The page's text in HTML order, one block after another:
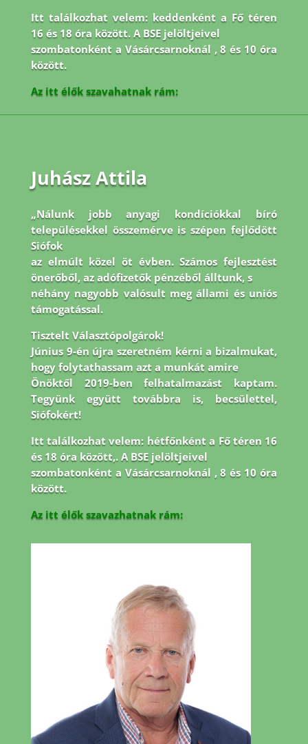
Itt találkozhat velem: keddenként a Fő téren
16 és 18 óra között. A BSE jelöltjeivel
szombatonként a Vásárcsarnoknál , 8 és 10 óra
között.
Az itt élők szavahatnak rám:
Juhász Attila
„Nálunk jobb anyagi kondíciókkal bíró
településekkel összemérve is szépen fejlődött
Siófok
az elmúlt közel öt évben. Számos fejlesztést
önerőből, az adófizetők pénzéből álltunk, s
néhány nagyobb valósult meg állami és uniós
támogatással.
Tisztelt Választópolgárok!
Június 9-én újra szeretném kérni a bizalmukat,
hogy folytathassam azt a munkát amire
Önöktől 2019-ben felhatalmazást kaptam.
Tegyünk együtt továbbra is, becsülettel,
Siófokért!
Itt találkozhat velem: hétfőnként a Fő téren 16
és 18 óra között,. A BSE jelöltjeivel
szombatonként a Vásárcsarnoknál , 8 és 10 óra
között.
Az itt élők szavazhatnak rám: